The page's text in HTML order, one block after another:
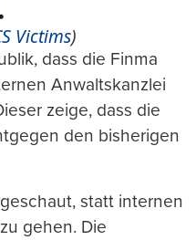
Victims)
dass die Finma
Anwaltskanzlei
zeige, dass die
den bisherigen
statt internen
gehen. Die